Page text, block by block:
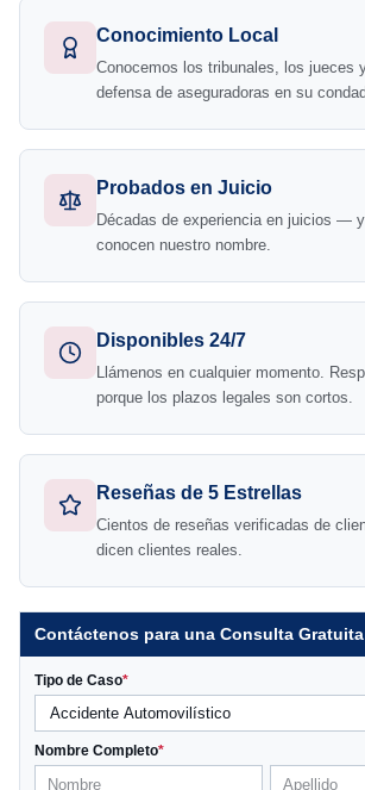
Conocimiento Local
Conocemos los tribunales, los jueces
defensa de aseguradoras en su
Probados en Juicio
Décadas de experiencia en juicios —
conocen nuestro nombre.
Disponibles 24/7
Llámenos en cualquier momento.
porque los plazos legales son cortos.
Reseñas de 5 Estrellas
Cientos de reseñas verificadas de
dicen clientes reales.
Contáctenos para una Consulta Gratuita
Tipo de Caso*
Nombre Completo*